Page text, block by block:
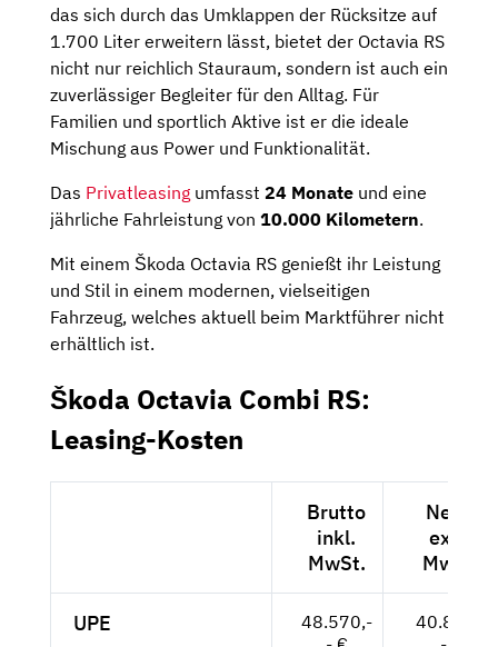
das sich durch das Umklappen der Rücksitze auf
1.700 Liter erweitern lässt, bietet der Octavia RS
nicht nur reichlich Stauraum, sondern ist auch ein
zuverlässiger Begleiter für den Alltag. Für
Familien und sportlich Aktive ist er die ideale
Mischung aus Power und Funktionalität.
Das Privatleasing umfasst 24 Monate und eine
jährliche Fahrleistung von 10.000 Kilometern.
Mit einem Škoda Octavia RS genießt ihr Leistung
und Stil in einem modernen, vielseitigen
Fahrzeug, welches aktuell beim Marktführer nicht
erhältlich ist.
Škoda Octavia Combi RS:
Leasing-Kosten
Brutto
inkl.
MwSt.
Netto
exkl.
MwSt.
UPE
48.570,-
40.815,-